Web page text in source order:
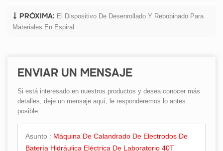
PRÓXIMA: El Dispositivo De Desenrollado Y Rebobinado Para
Materiales En Espiral
ENVIAR UN MENSAJE
Si está interesado en nuestros productos y desea conocer más
detalles, deje un mensaje aquí, le responderemos lo antes
posible.
Asunto : Máquina De Calandrado De Electrodos De
Batería Hidráulica Eléctrica De Laboratorio 40T